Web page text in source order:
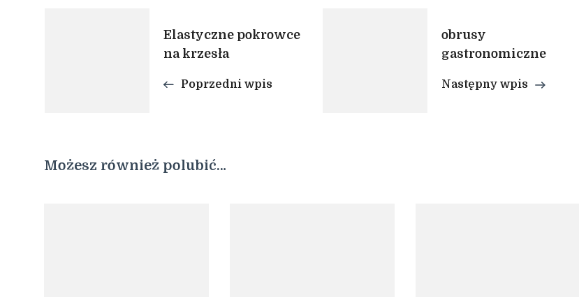
NawigacjaElastyczne pokrowce
na krzesła
Poprzedni wpis
obrusy
gastronomiczne
Następny wpis
Możesz również polubić…